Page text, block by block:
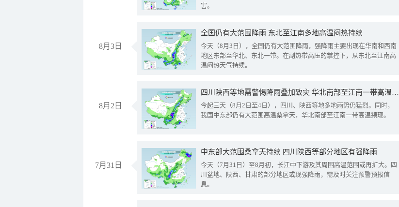
害。
8月3日
全国仍有大范围降雨 东北至江南多地高温闷热持续
今天（8月3日），全国仍有大范围降雨，强降雨主要出现在华南和西南
地区东部至华北、东北一带。在副热带高压的掌控下，从东北至江南高
温闷热天气持续。
8月2日
四川陕西等地需警惕降雨叠加致灾 华北南部至江南一带高温频现
今起三天（8月2日至4日），四川、陕西等地多地雨势仍猛烈。同时，
我国中东部仍有大范围高温桑拿天，华北南部至江南一带高温频现。
7月31日
中东部大范围桑拿天持续 四川陕西等部分地区有强降雨
今天（7月31日）至8月初，长江中下游及其周围高温范围或再扩大。四
川盆地、陕西、甘肃的部分地区或现强降雨，需及时关注预警预报信
息。